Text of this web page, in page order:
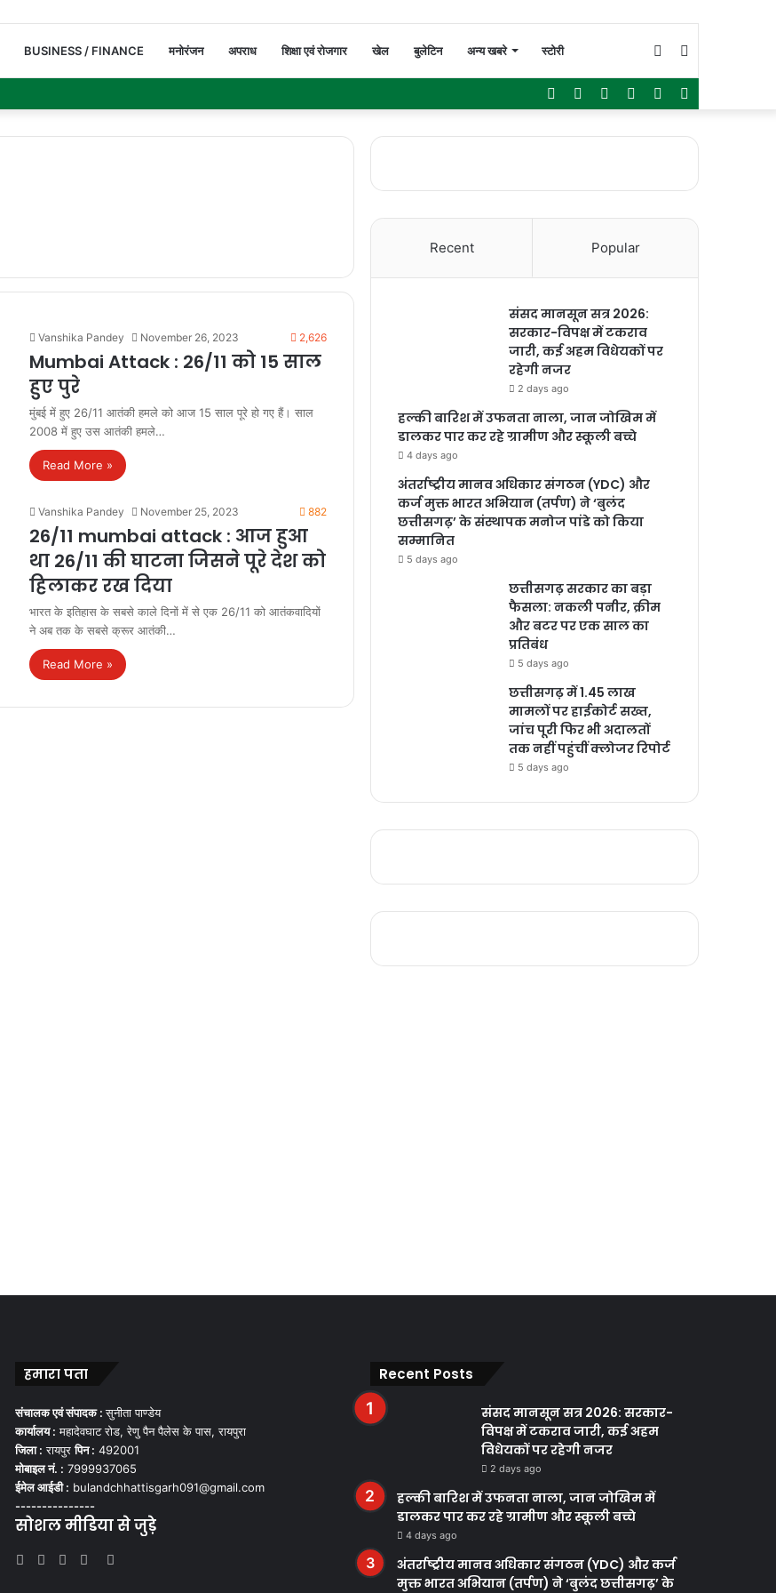
BUSINESS / FINANCE मनोरंजन अपराध शिक्षा एवं रोजगार खेल बुलेटिन अन्य खबरे स्टोरी Switch
skin
WhatsApp
Instagram
YouTube
Twitter
Facebook
Vanshika Pandey November 26, 2023 2,626
Mumbai Attack : 26/11 को 15 साल
हुए पुरे
मुंबई में हुए 26/11 आतंकी हमले को आज 15 साल पूरे हो गए हैं। साल
2008 में हुए उस आतंकी हमले…
Read More »
Vanshika Pandey November 25, 2023 882
26/11 mumbai attack : आज हुआ
था 26/11 की घाटना जिसने पूरे देश को
हिलाकर रख दिया
भारत के इतिहास के सबसे काले दिनों में से एक 26/11 को आतंकवादियों
ने अब तक के सबसे क्रूर आतंकी…
Read More »
Recent Popular
संसद मानसून सत्र 2026:
सरकार-विपक्ष में टकराव
जारी, कई अहम विधेयकों पर
रहेगी नजर
2 days ago
हल्की बारिश में उफनता नाला, जान जोखिम में
डालकर पार कर रहे ग्रामीण और स्कूली बच्चे
4 days ago
अंतर्राष्ट्रीय मानव अधिकार संगठन (YDC) और
कर्ज मुक्त भारत अभियान (तर्पण) ने ‘बुलंद
छत्तीसगढ़’ के संस्थापक मनोज पांडे को किया
सम्मानित
5 days ago
छत्तीसगढ़ सरकार का बड़ा
फैसला: नकली पनीर, क्रीम
और बटर पर एक साल का
प्रतिबंध
5 days ago
छत्तीसगढ़ में 1.45 लाख
मामलों पर हाईकोर्ट सख्त,
जांच पूरी फिर भी अदालतों
तक नहीं पहुंचीं क्लोजर रिपोर्ट
5 days ago
हमारा पता
संचालक एवं संपादक :सुनीता पाण्डेय
कार्यालय : महादेवघाट रोड, रेणु पैन पैलेस के पास, रायपुरा
जिला : रायपुरपिन : 492001
मोबाइल नं. : 7999937065
ईमेल आईडी : bulandchhattisgarh091@gmail.com
---------------
सोशल मीडिया से जुड़े
Facebook
TwitterYouTubeInstagram
Recent Posts
संसद मानसून सत्र 2026: सरकार-
विपक्ष में टकराव जारी, कई अहम
विधेयकों पर रहेगी नजर
2 days ago
हल्की बारिश में उफनता नाला, जान जोखिम में
डालकर पार कर रहे ग्रामीण और स्कूली बच्चे
4 days ago
अंतर्राष्ट्रीय मानव अधिकार संगठन (YDC) और कर्ज
मुक्त भारत अभियान (तर्पण) ने ‘बुलंद छत्तीसगढ़’ के